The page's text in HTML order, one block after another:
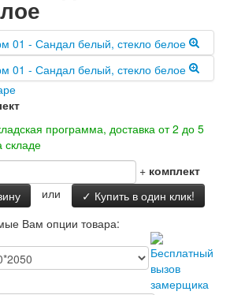
Смарт
двери
Аляска Лайт
Арт
Атлантик
Бетон
Верса
Версаль
Гранд
Дверь двойная тамбурная под
Имперо
Инфинити
Иссида
Кармина
Классик Антик медный
программа, доставка от 2 до 5
складе
+ комплект
или
✓ Купить в один клик!
Вам опции товара: